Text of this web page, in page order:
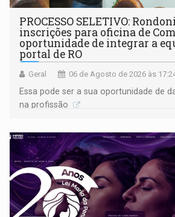
PROCESSO SELETIVO:
inscrições para oficina de
oportunidade de integrar a
portal de RO
Geral 06 de Agosto de 2026 às
Essa pode ser a sua oportunidade de
na profissão